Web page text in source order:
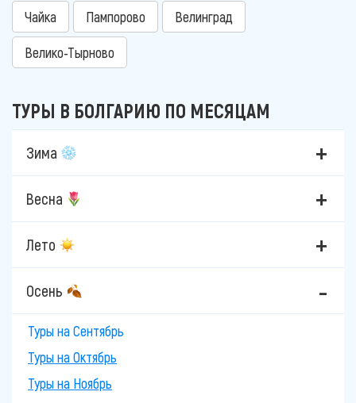
Чайка Пампорово Велинград
Велико-Тырново
ТУРЫ В БОЛГАРИЮ ПО МЕСЯЦАМ
Зима
Весна
Лето
Осень
Туры на Сентябрь
Туры на Октябрь
Туры на Ноябрь